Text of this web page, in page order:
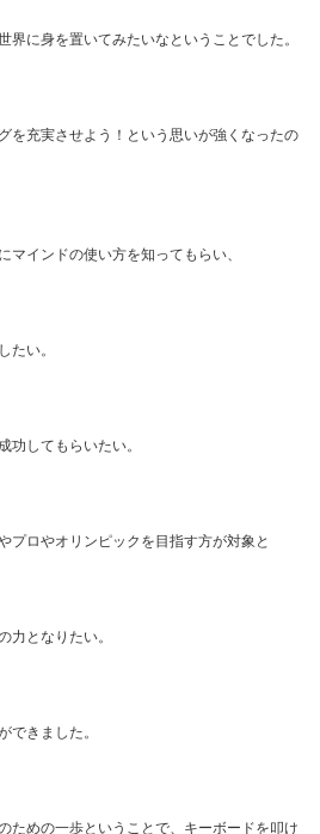
界に身を置いてみたいなということでした。
を充実させよう！という思いが強くなったの
マインドの使い方を知ってもらい、
たい。
功してもらいたい。
プロやオリンピックを目指す方が対象と
力となりたい。
できました。
ための一歩ということで、キーボードを叩け